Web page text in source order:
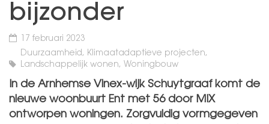
bijzonder
17 februari 2023
Duurzaamheid, Klimaatadaptieve projecten,
Landschappelijk wonen, Woningbouw
In de Arnhemse Vinex-wijk Schuytgraaf komt de
nieuwe woonbuurt Ent met 56 door MIX
ontworpen woningen. Zorgvuldig vormgegeven